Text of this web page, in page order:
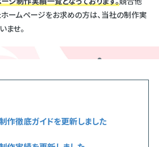
ームページをお求めの方は、当社の制作実
ませ。
作徹底ガイドを更新しました